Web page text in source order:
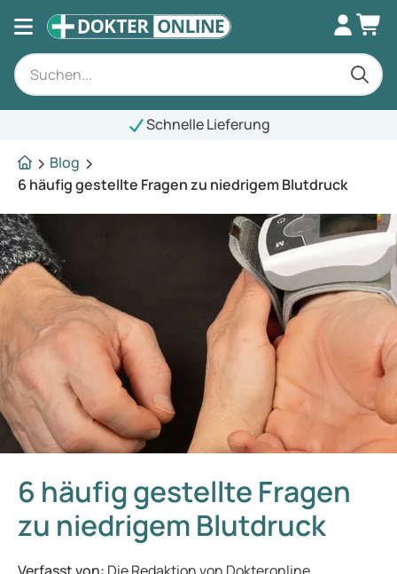
Schnelle Lieferung
Blog
6 häufig gestellte Fragen zu niedrigem Blutdruck
6 häufig gestellte Fragen
zu niedrigem Blutdruck